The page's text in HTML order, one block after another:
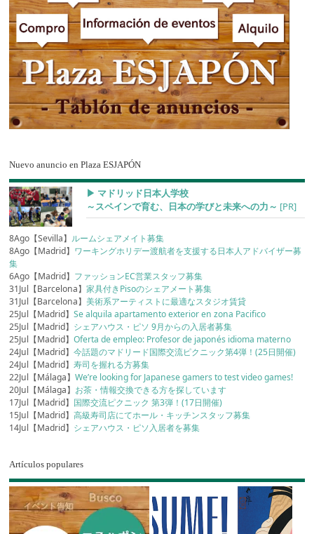
Nuevo anuncio en Plaza ESJAPÓN
▶︎ マドリッド日本人学校
～スペインで育む、日本の学びと未来への力～ [PR]
8Ago【Sevilla】 ルームシェアメイト募集
8Ago【Madrid】 ワーキングホリデー渡航者を支援する日本人アドバイザー募
集
6Ago【Madrid】 ファッションEC営業スタッフ募集
31Jul【Barcelona】家具付きPisoのシェアメート募集
31Jul【Barcelona】美術系アーティストに最適なスタジオ賃貸
25Jul【Madrid】Se alquila apartamento exterior en zona Pacifico
25Jul【Madrid】 シェアハウス・ピソ 9月からの入居者募集
25Jul【Madrid】Oferta de empleo: Profesor de japonés idioma materno
24Jul【Madrid】今話題のマドリード国際交流ピクニック第4弾！(25日開催)
24Jul【Madrid】寿司を握れる方募集
22Jul【Málaga】We’re looking for Japanese gamers to test video games!
20Jul【Málaga】 お茶・情報交換できる方を探しています
17Jul【Madrid】 国際交流ピクニック 第3弾！(17日開催)
15Jul【Madrid】高級寿司店にてホール・キッチンスタッフ募集
14Jul【Madrid】 シェアハウス・ピソ入居者を募集
Artículos populares